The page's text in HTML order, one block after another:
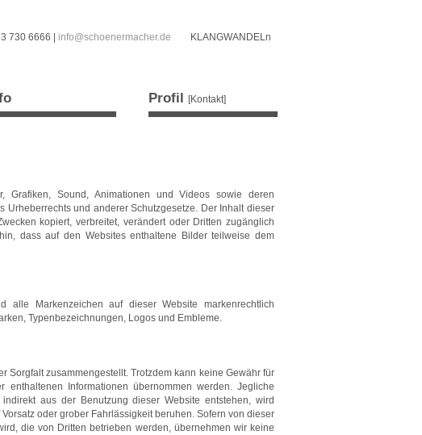
KLANGWANDELn
730 6666 | info@schoenermacher.de
Grafiken, Sound, Animationen und Videos sowie deren
Urheberrechts und anderer Schutzgesetze. Der Inhalt dieser
kopiert, verbreitet, verändert oder Dritten zugänglich
dass auf den Websites enthaltene Bilder teilweise dem
alle Markenzeichen auf dieser Website markenrechtlich
Typenbezeichnungen, Logos und Embleme.
Sorgfalt zusammengestellt. Trotzdem kann keine Gewähr für
enthaltenen Informationen übernommen werden. Jegliche
aus der Benutzung dieser Website entstehen, wird
oder grober Fahrlässigkeit beruhen. Sofern von dieser
die von Dritten betrieben werden, übernehmen wir keine
Profil [Kontakt]